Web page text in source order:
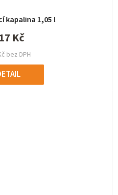
kapalina 1,05 l
bez DPH
Kč